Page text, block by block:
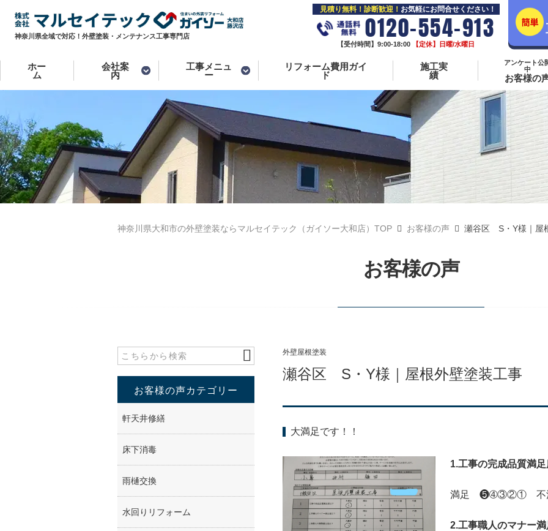
神奈川県全域で対応！外壁塗装・メンテナンス工事専門店
見積り無料！診断歓迎！ お気軽にお問合せください！
0120-554-913
【受付時間】9:00-18:00 【定休】日曜/水曜日
ホー
ム
会社案
内
工事メニュ
ー
リフォーム費用ガイ
ド
施工実
績
アンケート公
中
お客様の
神奈川県大和市の外壁塗装ならマルセイテック（ガイソー大和店）TOP お客様の声 瀬谷区 S・Y様｜屋
お客様の声
外壁屋根塗装
瀬谷区 S・Y様｜屋根外壁塗装工事
大満足です！！
1.工事の完成品質満足
満足 ❺➃③②① 不
2.工事職人のマナー満
お客様の声カテゴリー
軒天井修繕
床下消毒
雨樋交換
水回りリフォーム